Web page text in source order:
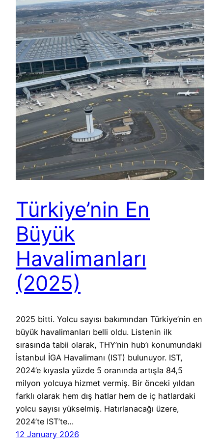
Türkiye’nin En
Büyük
Havalimanları
(2025)
2025 bitti. Yolcu sayısı bakımından Türkiye’nin en
büyük havalimanları belli oldu. Listenin ilk
sırasında tabii olarak, THY’nin hub’ı konumundaki
İstanbul İGA Havalimanı (IST) bulunuyor. IST,
2024’e kıyasla yüzde 5 oranında artışla 84,5
milyon yolcuya hizmet vermiş. Bir önceki yıldan
farklı olarak hem dış hatlar hem de iç hatlardaki
yolcu sayısı yükselmiş. Hatırlanacağı üzere,
2024’te IST’te…
12 January 2026